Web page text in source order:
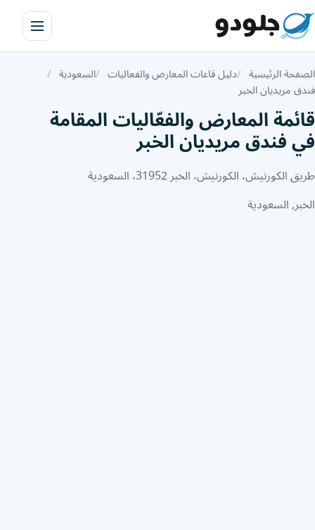
الصفحة الرئيسية دليل قاعات المعارض والفعاليات السعودية
فندق مريديان الخبر
قائمة المعارض والفعّاليات المقامة
في فندق مريديان الخبر
طريق الكورنيش، الكورنيش، الخبر 31952، السعودية
الخبر, السعودية